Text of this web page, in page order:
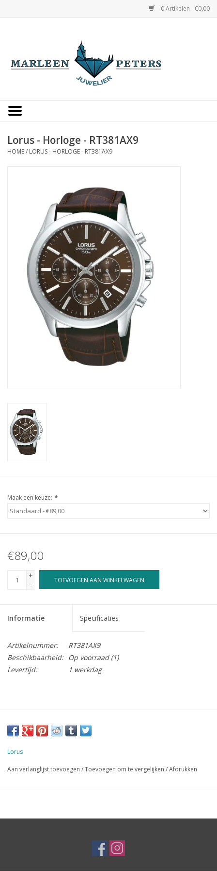
0 Artikelen - €0,00
Occasions
Overige
Merken
Cadeaukaarten
Lorus - Horloge - RT381AX9
HOME/ LORUS - HORLOGE - RT381AX9
Maak een keuze: *
€89,00
+
-
TOEVOEGEN AAN WINKELWAGEN
Informatie Specificaties
Artikelnummer:
RT381AX9
Beschikbaarheid:
Op voorraad(1)
Levertijd:
1 werkdag
Lorus
Aan verlanglijst toevoegen /Toevoegen om te vergelijken /Afdrukken